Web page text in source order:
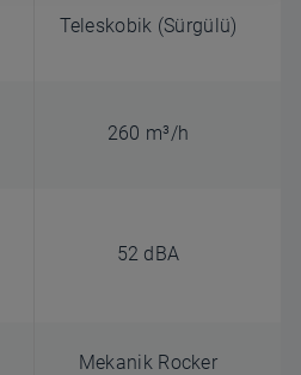
Teleskobik (Sürgülü)
260 m³/h
52 dBA
Mekanik Rocker